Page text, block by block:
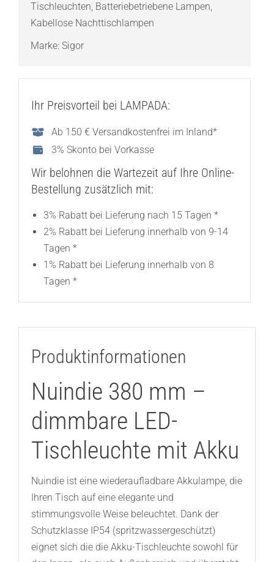
Tischleuchten, Batteriebetriebene Lampen,
Kabellose Nachttischlampen
Marke: Sigor
Ihr Preisvorteil bei LAMPADA:
Ab 150 € Versandkostenfrei im Inland*
3% Skonto bei Vorkasse
Wir belohnen die Wartezeit auf Ihre Online-
Bestellung zusätzlich mit:
3% Rabatt bei Lieferung nach 15 Tagen *
2% Rabatt bei Lieferung innerhalb von 9-14
Tagen *
1% Rabatt bei Lieferung innerhalb von 8
Tagen *
Produktinformationen
Nuindie 380 mm –
dimmbare LED-
Tischleuchte mit Akku
Nuindie ist eine wiederaufladbare Akkulampe, die
Ihren Tisch auf eine elegante und
stimmungsvolle Weise beleuchtet. Dank der
Schutzklasse IP54 (spritzwassergeschützt)
eignet sich die die Akku-Tischleuchte sowohl für